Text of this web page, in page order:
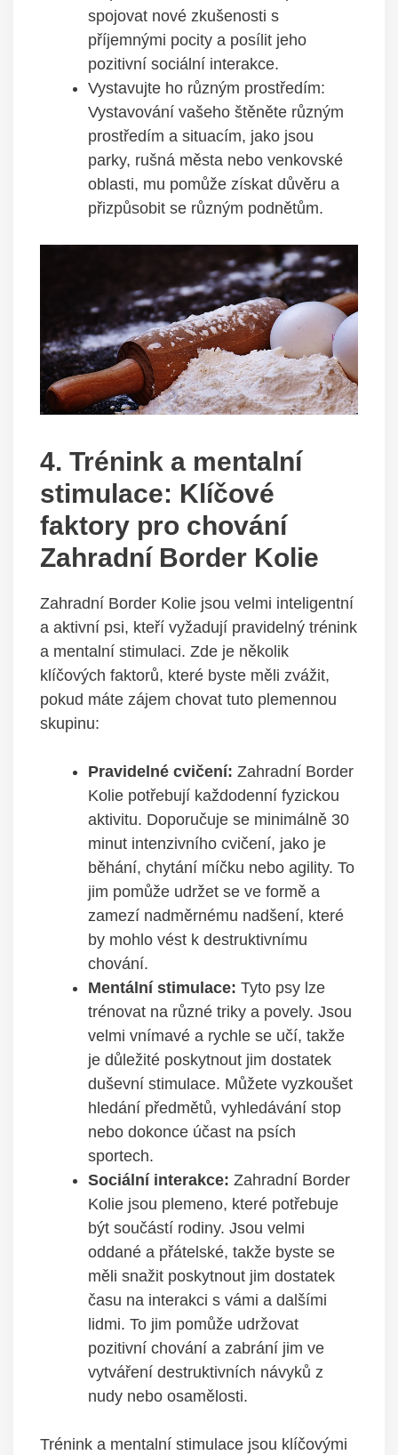
spojovat nové zkušenosti s
příjemnými pocity a posílit jeho
pozitivní sociální interakce.
Vystavujte ho různým prostředím:
Vystavování vašeho štěněte různým
prostředím a situacím, jako jsou
parky, rušná města nebo venkovské
oblasti, mu pomůže získat důvěru a
přizpůsobit se různým podnětům.
4. Trénink a mentalní
stimulace: Klíčové
faktory pro chování
Zahradní Border Kolie
Zahradní Border Kolie jsou velmi inteligentní
a aktivní psi, kteří vyžadují pravidelný trénink
a mentalní stimulaci. Zde je několik
klíčových faktorů, které byste měli zvážit,
pokud máte zájem chovat tuto plemennou
skupinu:
Pravidelné cvičení: Zahradní Border
Kolie potřebují každodenní fyzickou
aktivitu. Doporučuje se minimálně 30
minut intenzivního cvičení, jako je
běhání, chytání míčku nebo agility. To
jim pomůže udržet se ve formě a
zamezí nadměrnému nadšení, které
by mohlo vést k destruktivnímu
chování.
Mentální stimulace: Tyto psy lze
trénovat na různé triky a povely. Jsou
velmi vnímavé a rychle se učí, takže
je důležité poskytnout jim dostatek
duševní stimulace. Můžete vyzkoušet
hledání předmětů, vyhledávání stop
nebo dokonce účast na psích
sportech.
Sociální interakce: Zahradní Border
Kolie jsou plemeno, které potřebuje
být součástí rodiny. Jsou velmi
oddané a přátelské, takže byste se
měli snažit poskytnout jim dostatek
času na interakci s vámi a dalšími
lidmi. To jim pomůže udržovat
pozitivní chování a zabrání jim ve
vytváření destruktivních návyků z
nudy nebo osamělosti.
Trénink a mentalní stimulace jsou klíčovými